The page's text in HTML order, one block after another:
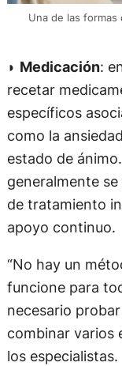
Una de las
◗ Medicación:
recetar
específicos
como la
estado de
generalmente
de tratamiento
apoyo continuo.
“No hay un
funcione para
necesario
combinar varios
los especialistas.